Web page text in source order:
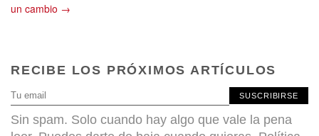
un cambio →
RECIBE LOS PRÓXIMOS ARTÍCULOS
SUSCRIBIRSE
Sin spam. Solo cuando hay algo que vale la pena